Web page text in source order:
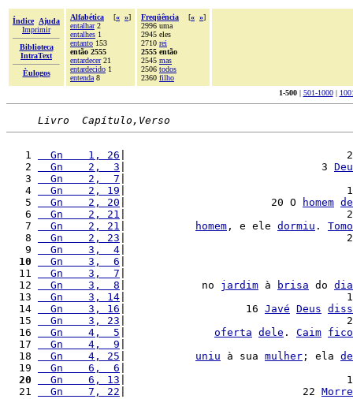
Índice
Ajuda
Imprimir
Biblioteca
IntraText
Èulogos
Alfabética [« »]
entalhar2
entalhes 1
entanto 153
então 2555
entardecer21
entardecido 1
entenda 8
Freqüência [« »]
2996 uma
2945 eles
2710 rei
2555 então
2545 mas
2506 todos
2360 filho
1-500| 501-1000|
Livro  Capítulo,Verso
   1
  Gn    1, 26
|
   2
  Gn    2,  3
|                               3
   3
  Gn    2,  7
   4
  Gn    2, 19
|
   5
  Gn    2, 20
|                       20 O homem
   6
  Gn    2, 21
|
   7
  Gn    2, 21
homem , e ele dormiu .
   8
  Gn    2, 23
|
   9
  Gn    3,  4
  10
  Gn    3,  6
  11
  Gn    3,  7
  12
  Gn    3,  8
|            no jardim à brisa do dia
  13
  Gn    3, 14
|
  14
  Gn    3, 16
|                   16 Javé Deus
  15
  Gn    3, 23
|
  16
  Gn    4,  5
oferta dele . Caim
  17
  Gn    4,  9
  18
  Gn    4, 25
uniu à sua mulher ; ela
  19
  Gn    6,  6
  20
  Gn    6, 13
|
  21
  Gn    7, 22
|                            22